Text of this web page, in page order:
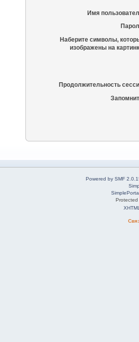
Имя
Наберите символы,
изображены на
Продолжительность
Powered by SMF